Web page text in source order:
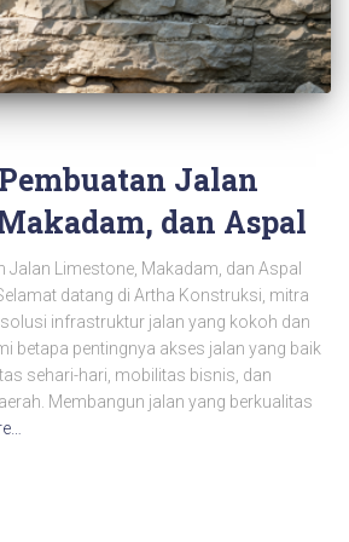
Jalan
dan Aspal
Jalan Limestone, Makadam, dan Aspal
datang di Artha Konstruksi, mitra
infrastruktur jalan yang kokoh dan
betapa pentingnya akses jalan yang baik
sehari-hari, mobilitas bisnis, dan
Membangun jalan yang berkualitas